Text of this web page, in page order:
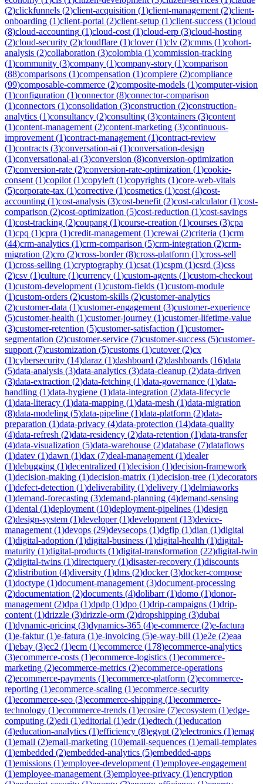
(2)clickfunnels (2)client-acquisition (1)client-management (2)client-
onboarding (1)client-portal (2)client-setup (1)client-success (1)cloud
(8)cloud-accounting (1)cloud-cost (1)cloud-erp (3)cloud-hosting
(2)cloud-security (2)cloudflare (1)clover(1)clv (2)cmms (1)cohort-
analysis (2)collaboration (3)colombia (1)commission-tracking
(1)community (3)company (1)company-story (1)comparison
(88)comparisons (1)compensation (1)compiere (2)compliance
(99)composable-commerce (2)composite-models (1)computer-vision
(1)configuration (1)connector(8)connector-comparison
(1)connectors (1)consolidation (3)construction (2)construction-
analytics (1)consultancy (2)consulting (3)containers (3)content
(1)content-management (2)content-marketing (3)continuous-
improvement (1)contract-management (1)contract-review
(1)contracts (3)conversation-ai (1)conversation-design
(1)conversational-ai (3)conversion (8)conversion-optimization
(7)conversion-rate (2)conversion-rate-optimization (1)cookie-
consent (1)copilot (1)copyleft (1)copyrights (1)core-web-vitals
(5)corporate-tax (1)corrective (1)cosmetics (1)cost (4)cost-
accounting (1)cost-analysis (3)cost-benefit (2)cost-calculator(1)cost-
comparison (2)cost-optimization (5)cost-reduction (1)cost-savings
(1)cost-tracking (2)coupang (1)course-creation (1)courses (3)cpa
(1)cpq (1)cpra (1)credit-management (1)crewai (2)criteria (1)crm
(44)crm-analytics (1)crm-comparison (5)crm-integration (2)crm-
migration (2)cro (2)cross-border(8)cross-platform (1)cross-sell
(1)cross-selling (1)cryptography (1)csat (1)cspm (1)csrd (3)css
(2)csv (1)culture (1)currency (1)custom-agents (1)custom-checkout
(1)custom-development (1)custom-fields (1)custom-module
(1)custom-orders (2)custom-skills (2)customer-analytics
(2)customer-data (1)customer-engagement (3)customer-experience
(5)customer-health (1)customer-journey (1)customer-lifetime-value
(3)customer-retention (5)customer-satisfaction (1)customer-
segmentation (2)customer-service (7)customer-success (5)customer-
support (7)customization (5)customs (1)cutover(2)cx
(1)cybersecurity (14)daraz (1)dashboard (2)dashboards (16)data
(5)data-analysis (3)data-analytics (3)data-cleanup (2)data-driven
(3)data-extraction (2)data-fetching (1)data-governance (1)data-
handling (1)data-hygiene (1)data-integration (2)data-lifecycle
(1)data-literacy (1)data-mapping (1)data-mesh (1)data-migration
(8)data-modeling (5)data-pipeline (1)data-platform (2)data-
preparation (1)data-privacy (4)data-protection (14)data-quality
(4)data-refresh (2)data-residency (2)data-retention (1)data-transfer
(4)data-visualization (5)data-warehouse (2)database (7)dataflows
(1)datev (1)dawn (1)dax (7)deal-management (1)dealer
(1)debugging (1)decentralized (1)decision (1)decision-framework
(1)decision-making (1)decision-matrix (1)decision-tree (1)decorators
(1)defect-detection (1)deliverability (1)delivery (1)delmiaworks
(1)demand-forecasting (3)demand-planning (4)demand-sensing
(1)dental (1)deployment (10)deployment-pipelines (1)design
(2)design-system (1)developer(1)development (13)device-
management (1)devops (29)devsecops (1)dgfip (1)dian (1)digital
(1)digital-adoption (1)digital-business (1)digital-health (1)digital-
maturity (1)digital-products (1)digital-transformation (22)digital-twin
(2)digital-twins (1)directquery (1)disaster-recovery (1)discounts
(2)distribution (4)diversity (1)dms (2)docker(3)docker-compose
(1)doctype (1)document-management (3)document-processing
(2)documentation (2)documents (4)dolibarr(1)domo (1)donor-
management (2)dpa (1)dpdp (1)dpo (1)drip-campaigns (1)drip-
content (1)drizzle (3)drizzle-orm (2)dropshipping (3)dubai
(1)dynamic-pricing (3)dynamics-365 (4)e-commerce (2)e-factura
(1)e-faktur(1)e-fatura (1)e-invoicing (5)e-way-bill (1)e2e (2)eaa
(1)ebay (3)ec2 (1)ecm (1)ecommerce (178)ecommerce-analytics
(3)ecommerce-costs (1)ecommerce-logistics (1)ecommerce-
marketing (2)ecommerce-metrics (2)ecommerce-operations
(2)ecommerce-payments (1)ecommerce-platform (2)ecommerce-
reporting (1)ecommerce-scaling (1)ecommerce-security
(1)ecommerce-seo (3)ecommerce-shipping (1)ecommerce-
technology (1)ecommerce-trends (1)ecosire (7)ecosystem (1)edge-
computing (2)edi (1)editorial (1)edr(1)edtech (1)education
(4)education-analytics (1)efficiency (8)egypt (2)electronics (1)emag
(1)email (2)email-marketing (10)email-sequences (1)email-templates
(1)embedded (2)embedded-analytics (5)embedded-apps
(1)emissions (1)employee-development (1)employee-engagement
(1)employee-management (3)employee-privacy (1)encryption